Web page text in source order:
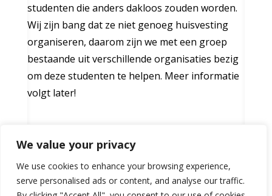
We value your privacy
We use cookies to enhance your browsing experience,
serve personalised ads or content, and analyse our traffic.
studenten die anders dakloos zouden worden.
Wij zijn bang dat ze niet genoeg huisvesting
organiseren, daarom zijn we met een groep
bestaande uit verschillende organisaties bezig
om deze studenten te helpen. Meer informatie
volgt later!